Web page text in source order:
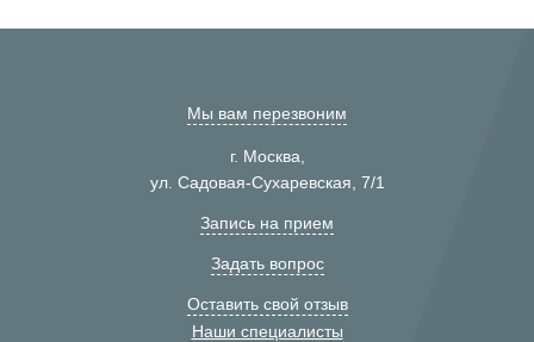
Мы вам перезвоним
г. Москва,
ул. Садовая-Сухаревская, 7/1
Запись на прием
Задать вопрос
Оставить свой отзыв
Наши специалисты